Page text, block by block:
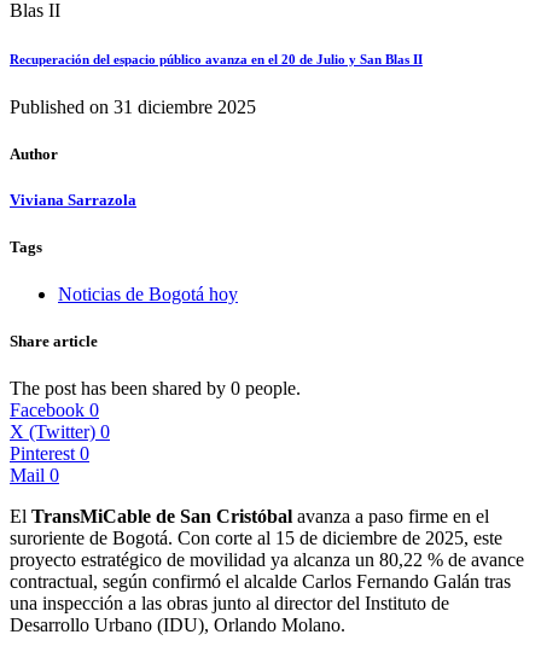
Recuperación del espacio público avanza en el 20 de Julio y San Blas II
Published on 31 diciembre 2025
Author
Viviana Sarrazola
Tags
Noticias de Bogotá hoy
Share article
The post has been shared by 0 people.
Facebook 0
X (Twitter) 0
Pinterest 0
Mail 0
El TransMiCable de San Cristóbal avanza a paso firme en el
suroriente de Bogotá. Con corte al 15 de diciembre de 2025, este
proyecto estratégico de movilidad ya alcanza un 80,22 % de avance
contractual, según confirmó el alcalde Carlos Fernando Galán tras
una inspección a las obras junto al director del Instituto de
Desarrollo Urbano (IDU), Orlando Molano.